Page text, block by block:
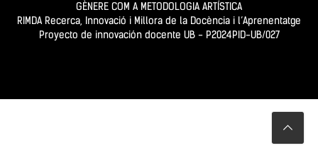
GÈNERE COM A METODOLOGIA ARTÍSTICA
RIMDA Recerca, Innovació i Millora de la Docència i l’Aprenentatge
Proyecto de innovación docente UB - P2024PID-UB/027